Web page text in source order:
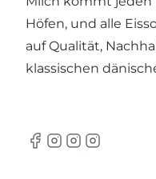
Höfen, und alle
auf Qualität,
klassischen
Facebook
Instagram
Instagram
Instagram